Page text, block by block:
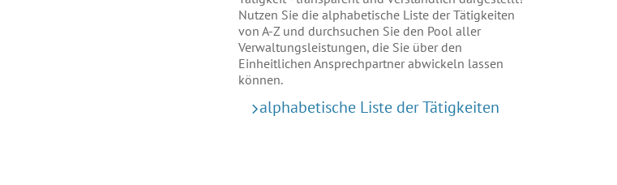
Nutzen Sie die alphabetische Liste der Tätigkeiten
von A-Z und durchsuchen Sie den Pool aller
Verwaltungsleistungen, die Sie über den
Einheitlichen Ansprechpartner abwickeln lassen
können.
alphabetische Liste der Tätigkeiten